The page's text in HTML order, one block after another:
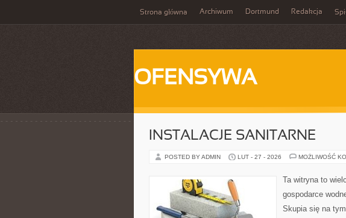
Strona główna Archiwum Dortmund Redakcja
OFENSYWA
INSTALACJE SANITARNE
POSTED BY ADMIN LUT - 27 - 2026 MOŻLIWOŚĆ
Ta witryna to
gospodarce
Skupia się na